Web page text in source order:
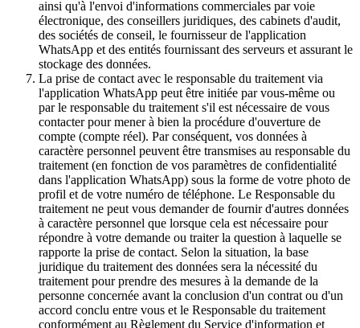
ainsi qu'à l'envoi d'informations commerciales par voie
électronique, des conseillers juridiques, des cabinets d'audit,
des sociétés de conseil, le fournisseur de l'application
WhatsApp et des entités fournissant des serveurs et assurant le
stockage des données.
La prise de contact avec le responsable du traitement via
l'application WhatsApp peut être initiée par vous-même ou
par le responsable du traitement s'il est nécessaire de vous
contacter pour mener à bien la procédure d'ouverture de
compte (compte réel). Par conséquent, vos données à
caractère personnel peuvent être transmises au responsable du
traitement (en fonction de vos paramètres de confidentialité
dans l'application WhatsApp) sous la forme de votre photo de
profil et de votre numéro de téléphone. Le Responsable du
traitement ne peut vous demander de fournir d'autres données
à caractère personnel que lorsque cela est nécessaire pour
répondre à votre demande ou traiter la question à laquelle se
rapporte la prise de contact. Selon la situation, la base
juridique du traitement des données sera la nécessité du
traitement pour prendre des mesures à la demande de la
personne concernée avant la conclusion d'un contrat ou d'un
accord conclu entre vous et le Responsable du traitement
conformément au Règlement du Service d'information et